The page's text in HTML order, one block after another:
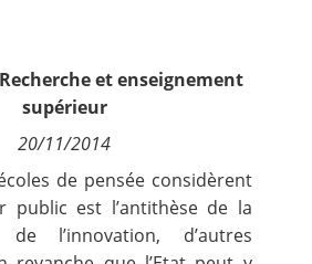
Recherche et enseignement
supérieur
20/11/2014
de pensée considèrent
public est l’antithèse de la
l’innovation, d’autres